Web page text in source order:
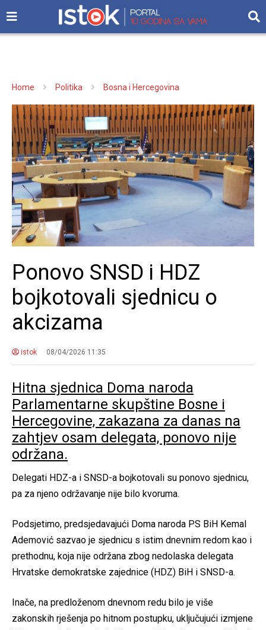
Home Politika Bosna i Hercegovina
Ponovo SNSD i HDZ
bojkotovali sjednicu o
akcizama
istok 08/04/2026 11:35
Hitna sjednica Doma naroda
Parlamentarne skupštine Bosne i
Hercegovine, zakazana za danas na
zahtjev osam delegata, ponovo nije
održana.
Delegati HDZ-a i SNSD-a bojkotovali su ponovo sjednicu,
pa za njeno održavanje nije bilo kvoruma.
Podsjetimo, predsjedavajući Doma naroda PS BiH Kemal
Ademović sazvao je sjednicu s istim dnevnim redom kao i
prethodnu, koja nije održana zbog nedolaska delegata
Hrvatske demokratske zajednice (HDZ) BiH i SNSD-a.
Inače, na predloženom dnevnom redu bilo je više
zakonskih rješenja po hitnom postupku, uključujući izmjene